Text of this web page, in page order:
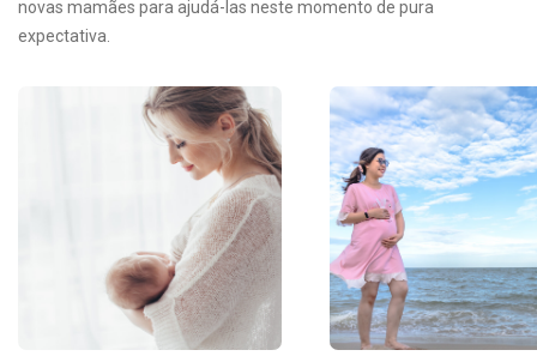
novas mamães para ajudá-las neste momento de pura
expectativa.